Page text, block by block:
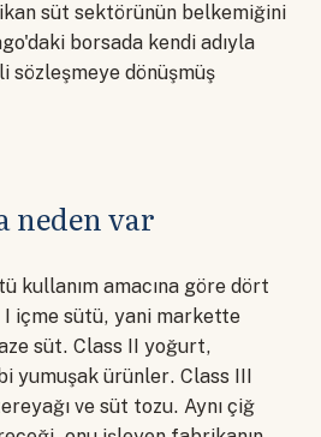
süt sektörünün belkemiğini
borsada kendi adıyla
sözleşmeye dönüşmüş
neden var
kullanım amacına göre dört
I içme sütü, yani markette
süt. Class II yoğurt,
yumuşak ürünler. Class III
ve süt tozu. Aynı çiğ